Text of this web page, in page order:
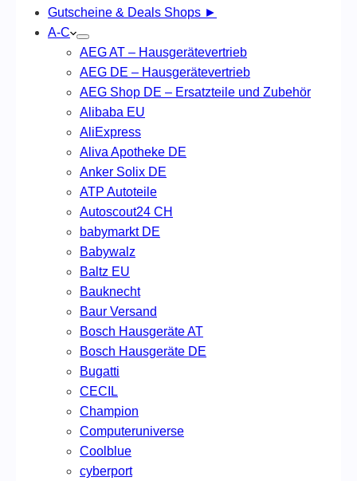
Gutscheine & Deals Shops ►
A-C
AEG AT – Hausgerätevertrieb
AEG DE – Hausgerätevertrieb
AEG Shop DE – Ersatzteile und Zubehör
Alibaba EU
AliExpress
Aliva Apotheke DE
Anker Solix DE
ATP Autoteile
Autoscout24 CH
babymarkt DE
Babywalz
Baltz EU
Bauknecht
Baur Versand
Bosch Hausgeräte AT
Bosch Hausgeräte DE
Bugatti
CECIL
Champion
Computeruniverse
Coolblue
cyberport